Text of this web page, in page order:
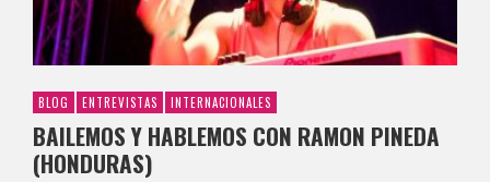
BLOG ENTREVISTAS INTERNACIONALES
BAILEMOS Y HABLEMOS CON RAMON PINEDA
(HONDURAS)